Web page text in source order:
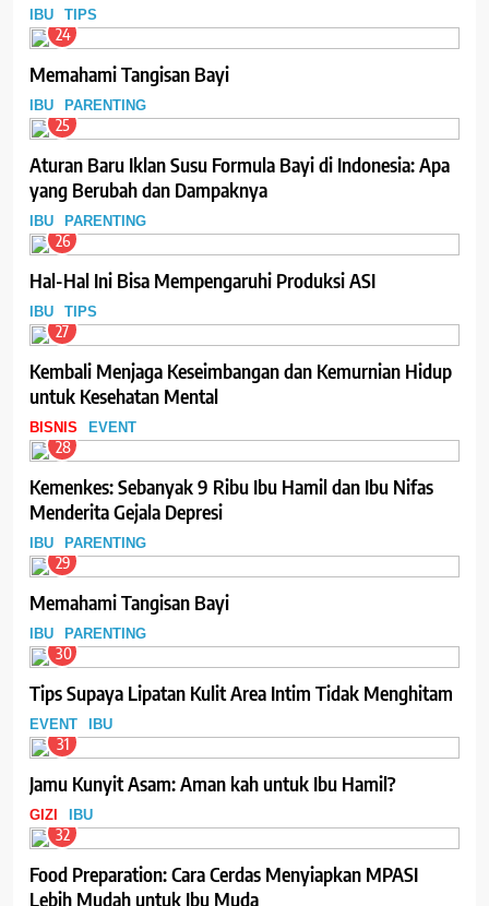
IBU TIPS
24
Memahami Tangisan Bayi
IBU PARENTING
25
Aturan Baru Iklan Susu Formula Bayi di Indonesia: Apa
yang Berubah dan Dampaknya
IBU PARENTING
26
Hal-Hal Ini Bisa Mempengaruhi Produksi ASI
IBU TIPS
27
Kembali Menjaga Keseimbangan dan Kemurnian Hidup
untuk Kesehatan Mental
BISNIS EVENT
28
Kemenkes: Sebanyak 9 Ribu Ibu Hamil dan Ibu Nifas
Menderita Gejala Depresi
IBU PARENTING
29
Memahami Tangisan Bayi
IBU PARENTING
30
Tips Supaya Lipatan Kulit Area Intim Tidak Menghitam
EVENT IBU
31
Jamu Kunyit Asam: Aman kah untuk Ibu Hamil?
GIZI IBU
32
Food Preparation: Cara Cerdas Menyiapkan MPASI
Lebih Mudah untuk Ibu Muda